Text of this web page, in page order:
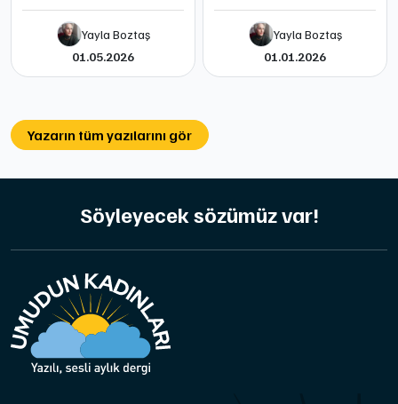
Yayla Boztaş
01.05.2026
Yayla Boztaş
01.01.2026
Yazarın tüm yazılarını gör
Söyleyecek sözümüz var!